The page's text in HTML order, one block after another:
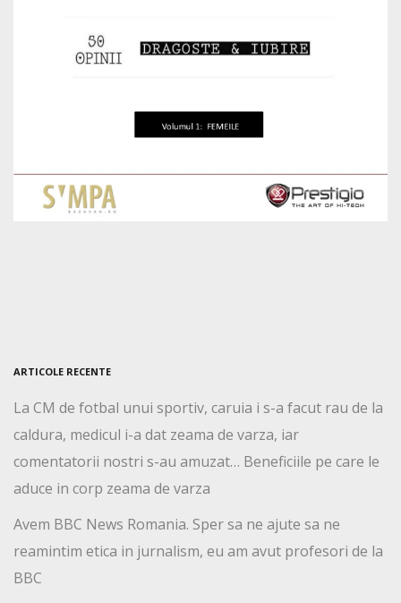
ARTICOLE RECENTE
La CM de fotbal unui sportiv, caruia i s-a facut rau de la
caldura, medicul i-a dat zeama de varza, iar
comentatorii nostri s-au amuzat… Beneficiile pe care le
aduce in corp zeama de varza
Avem BBC News Romania. Sper sa ne ajute sa ne
reamintim etica in jurnalism, eu am avut profesori de la
BBC